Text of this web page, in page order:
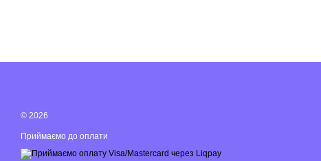
© 2026
Приймаємо до оплати